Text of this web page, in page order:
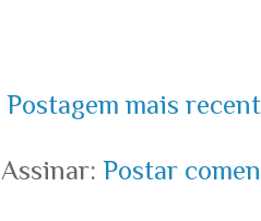
Postagem mais
Assinar: Postar